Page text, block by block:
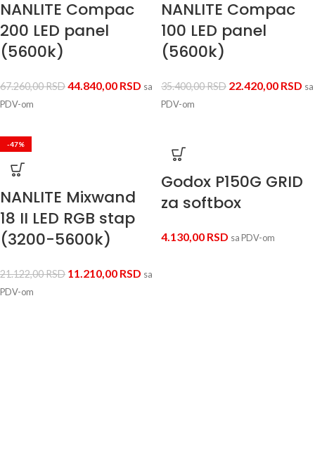
NANLITE Compac
200 LED panel
(5600k)
67.260,00RSD44.840,00 RSD sa
PDV-om
NANLITE Compac
100 LED panel
(5600k)
35.400,00RSD 22.420,00 RSD sa
PDV-om
-47%
NANLITE Mixwand
18 II LED RGB stap
(3200-5600k)
21.122,00RSD 11.210,00 RSD sa
PDV-om
Godox P150G GRID
za softbox
4.130,00 RSD sa PDV-om